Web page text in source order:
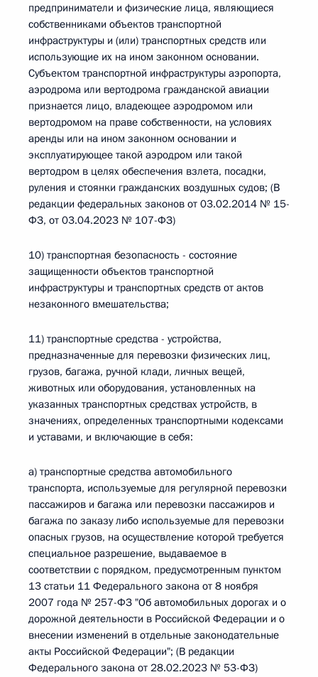
предприниматели и физические лица, являющиеся
собственниками объектов транспортной
инфраструктуры и (или) транспортных средств или
использующие их на ином законном основании.
Субъектом транспортной инфраструктуры аэропорта,
аэродрома или вертодрома гражданской авиации
признается лицо, владеющее аэродромом или
вертодромом на праве собственности, на условиях
аренды или на ином законном основании и
эксплуатирующее такой аэродром или такой
вертодром в целях обеспечения взлета, посадки,
руления и стоянки гражданских воздушных судов; (В
редакции федеральных законов от 03.02.2014 № 15-
ФЗ, от 03.04.2023 № 107-ФЗ)
10) транспортная безопасность - состояние
защищенности объектов транспортной
инфраструктуры и транспортных средств от актов
незаконного вмешательства;
11) транспортные средства - устройства,
предназначенные для перевозки физических лиц,
грузов, багажа, ручной клади, личных вещей,
животных или оборудования, установленных на
указанных транспортных средствах устройств, в
значениях, определенных транспортными кодексами
и уставами, и включающие в себя:
а) транспортные средства автомобильного
транспорта, используемые для регулярной перевозки
пассажиров и багажа или перевозки пассажиров и
багажа по заказу либо используемые для перевозки
опасных грузов, на осуществление которой требуется
специальное разрешение, выдаваемое в
соответствии с порядком, предусмотренным пунктом
13 статьи 11 Федерального закона от 8 ноября
2007 года № 257-ФЗ "Об автомобильных дорогах и о
дорожной деятельности в Российской Федерации и о
внесении изменений в отдельные законодательные
акты Российской Федерации"; (В редакции
Федерального закона от 28.02.2023 № 53-ФЗ)